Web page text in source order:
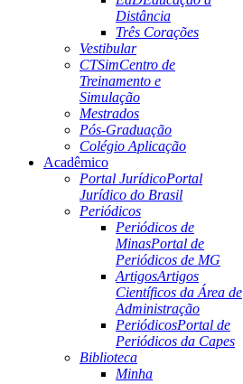
Distância
Três Corações
Vestibular
CTSimCentro de
Treinamento e
Simulação
Mestrados
Pós-Graduação
Colégio Aplicação
Acadêmico
Portal JurídicoPortal
Jurídico do Brasil
Periódicos
Periódicos de
MinasPortal de
Periódicos de MG
ArtigosArtigos
Científicos da Área de
Administração
PeriódicosPortal de
Periódicos da Capes
Biblioteca
Minha